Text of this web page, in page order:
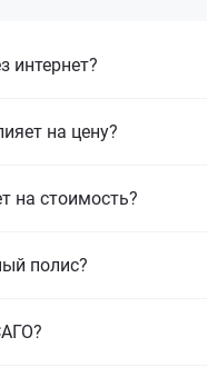
на цену?
на стоимость?
полис?